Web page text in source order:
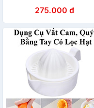
lưỡi thiết kế cầm tay nhỏ
gọn dễ sử dụng và vệ sinh
sau khi dùng, tốc độ xanh
nhanh, mịn
275.000 đ